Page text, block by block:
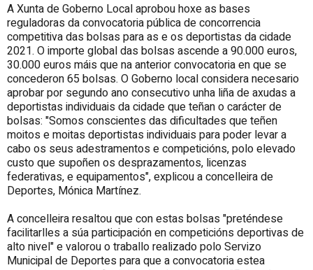
A Xunta de Goberno Local aprobou hoxe as bases
reguladoras da convocatoria pública de concorrencia
competitiva das bolsas para as e os deportistas da cidade
2021. O importe global das bolsas ascende a 90.000 euros,
30.000 euros máis que na anterior convocatoria en que se
concederon 65 bolsas. O Goberno local considera necesario
aprobar por segundo ano consecutivo unha liña de axudas a
deportistas individuais da cidade que teñan o carácter de
bolsas: "Somos conscientes das dificultades que teñen
moitos e moitas deportistas individuais para poder levar a
cabo os seus adestramentos e competicións, polo elevado
custo que supoñen os desprazamentos, licenzas
federativas, e equipamentos", explicou a concelleira de
Deportes, Mónica Martínez.
A concelleira resaltou que con estas bolsas "preténdese
facilitarlles a súa participación en competicións deportivas de
alto nivel" e valorou o traballo realizado polo Servizo
Municipal de Deportes para que a convocatoria estea